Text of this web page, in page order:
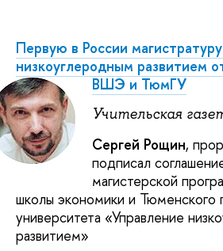
Первую в России
низкоуглеродным развитием
ВШЭ и ТюмГУ
Учительская
Сергей Рощин,
подписал
магистерской
школы экономики и Тюменского
университета «Управление
развитием»